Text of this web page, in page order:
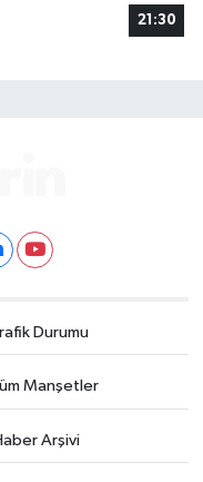
21:30
Durumu
Manşetler
Arşivi